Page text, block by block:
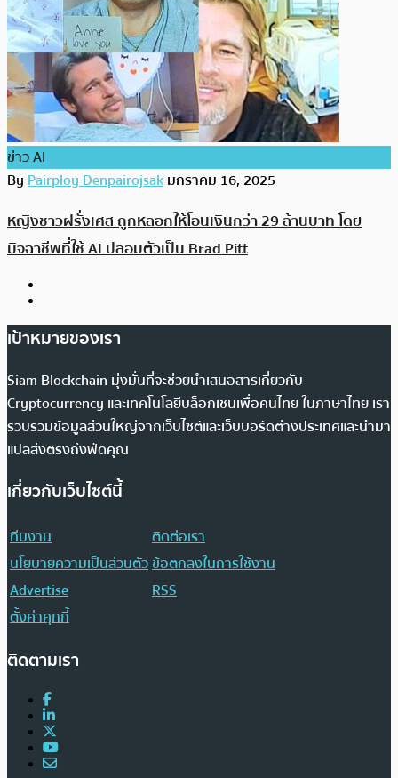
ข่าว AI
ByPairploy Denpairojsakมกราคม 16, 2025
หญิงชาวฝรั่งเศส ถูกหลอกให้โอนเงินกว่า 29 ล้านบาท โดย
มิจฉาชีพที่ใช้ AI ปลอมตัวเป็น Brad Pitt
เป้าหมายของเรา
Siam Blockchain มุ่งมั่นที่จะช่วยนำเสนอสารเกี่ยวกับ
Cryptocurrency และเทคโนโลยีบล็อกเชนเพื่อคนไทย ในภาษาไทย เรา
รวบรวมข้อมูลส่วนใหญ่จากเว็บไซต์และเว็บบอร์ดต่างประเทศและนำมา
แปลส่งตรงถึงฟีดคุณ
เกี่ยวกับเว็บไซต์นี้
ทีมงาน
ติดต่อเรา
นโยบายความเป็นส่วนตัวข้อตกลงในการใช้งาน
Advertise
RSS
ตั้งค่าคุกกี้
ติดตามเรา